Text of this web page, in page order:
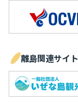
離島関連サイト